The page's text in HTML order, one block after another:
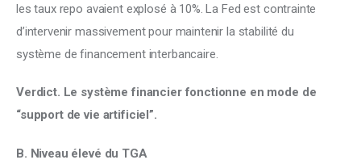
les taux repo avaient explosé à 10%. La Fed est contrainte
d’intervenir massivement pour maintenir la stabilité du
système de financement interbancaire.
Verdict. Le système financier fonctionne en mode de
“support de vie artificiel”.
B. Niveau élevé du TGA